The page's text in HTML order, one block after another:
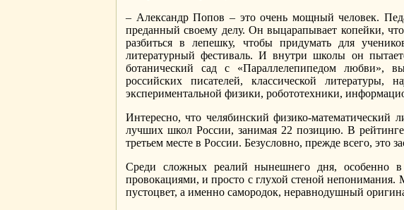
– Александр Попов – это очень мощный человек.
преданный своему делу. Он выцарапывает копейки,
разбиться в лепешку, чтобы придумать для
литературный фестиваль. И внутри школы он
ботанический сад с «Параллелепипедом любви»,
российских писателей, классической
экспериментальной физики, робототехники,
Интересно, что челябинский физико-
лучших школ России, занимая 22 позицию. В рейтинге
третьем месте в России. Безусловно, прежде всего, это
Среди сложных реалий нынешнего дня, особенно
провокациями, и просто с глухой стеной
пустоцвет, а именно самородок, неравнодушный